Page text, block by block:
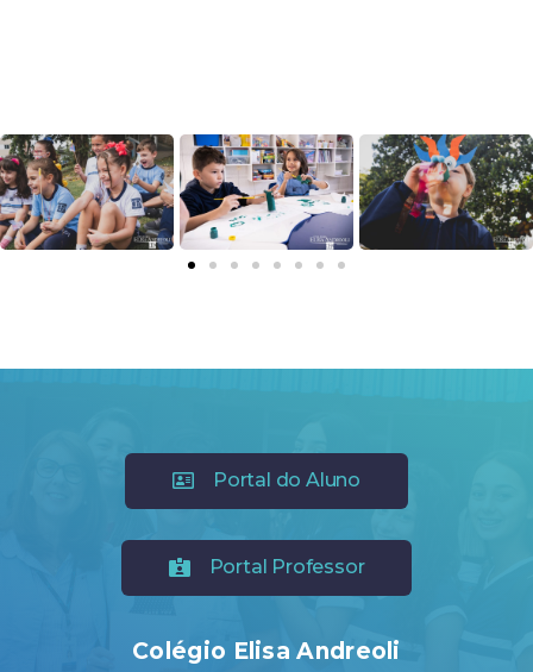
Portal do Aluno
Portal Professor
Colégio Elisa Andreoli